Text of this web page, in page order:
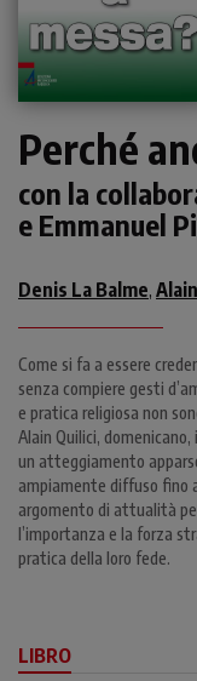
Perché
con la
e Emmanuel
Denis La Balme,
Come si fa a essere
senza compiere gesti
e pratica religiosa non
Alain Quilici,
un atteggiamento
ampiamente diffuso fino
argomento di attualità
l’importanza e la forza
pratica della loro fede.
LIBRO